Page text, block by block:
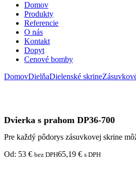
Domov
Produkty
Referencie
O nás
Kontakt
Dopyt
Cenové bomby
DomovDielňaDielenské skrine
Dvierka s prahom DP36-700
Pre každý pôdorys zásuvkovej skrine
Od: 53 € bez DPH65,19 € s DPH